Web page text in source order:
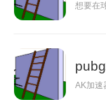
想要在
AK加速